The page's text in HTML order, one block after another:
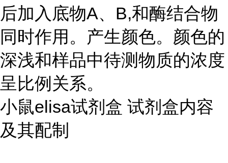
后加入底物A、B,和酶结合物
同时作用。产生颜色。颜色的
深浅和样品中待测物质的浓度
呈比例关系。
小鼠elisa试剂盒 试剂盒内容
及其配制